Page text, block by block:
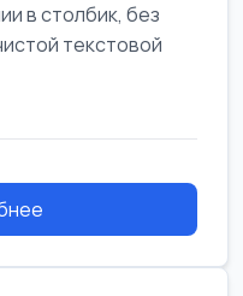
в столбик, без
текстовой
производстве: